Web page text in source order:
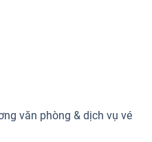
văn phòng & dịch vụ vé